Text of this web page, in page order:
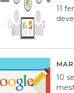
11
10